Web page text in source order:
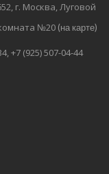
г. Москва, Луговой
№20 (на карте)
+7 (925) 507-04-44